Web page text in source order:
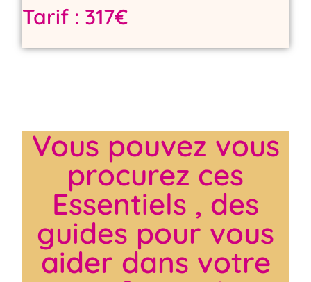
Tarif : 317€
Vous pouvez vous
procurez ces
Essentiels , des
guides pour vous
aider dans votre